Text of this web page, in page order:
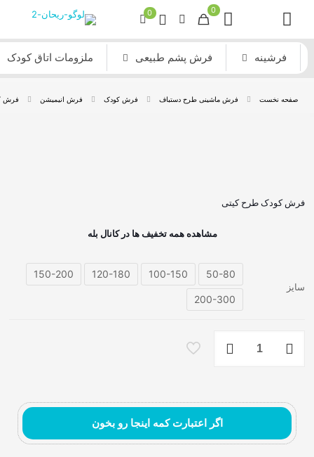
0
0
فرشینه فرش پشم طبیعی ملزومات اتاق کودک
صفحه نخست فرش ماشینی طرح دستباف فرش کودک فرش انیمیشن فرش
فرش کودک طرح کیتی
مشاهده همه تخفیف ها در کانال بله
سایز
50-80
100-150
120-180
150-200
200-300
اگر اعتبارت کمه اینجا رو بخون